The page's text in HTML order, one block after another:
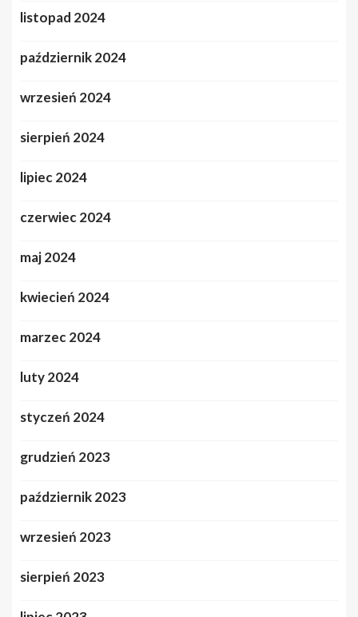
listopad 2024
październik 2024
wrzesień 2024
sierpień 2024
lipiec 2024
czerwiec 2024
maj 2024
kwiecień 2024
marzec 2024
luty 2024
styczeń 2024
grudzień 2023
październik 2023
wrzesień 2023
sierpień 2023